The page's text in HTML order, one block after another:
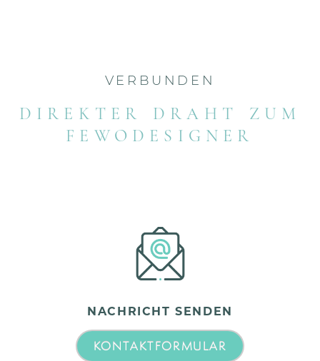
VERBUNDEN
DIREKTER DRAHT ZUM
FEWODESIGNER
NACHRICHT SENDEN
KONTAKTFORMULAR